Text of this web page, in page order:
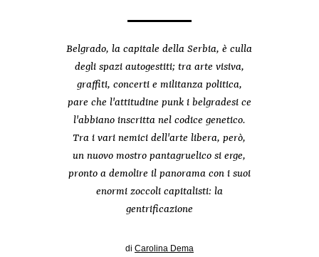
Belgrado, la capitale della Serbia, è culla
degli spazi autogestiti; tra arte visiva,
graffiti, concerti e militanza politica,
pare che l'attitudine punk i belgradesi ce
l'abbiano inscritta nel codice genetico.
Tra i vari nemici dell'arte libera, però,
un nuovo mostro pantagruelico si erge,
pronto a demolire il panorama con i suoi
enormi zoccoli capitalisti: la
gentrificazione
di Carolina Dema